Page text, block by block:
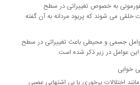
هورمونی به خصوص تغییراتی در سطح
خلقی می شوند که پریود مردانه به آن گفته
جسمی و محیطی باعث تغییراتی در سطح
عوامل در زیر ذکر شده است.
خوابی
اختلالات پرخوری یا بی اشتهایی عصبی